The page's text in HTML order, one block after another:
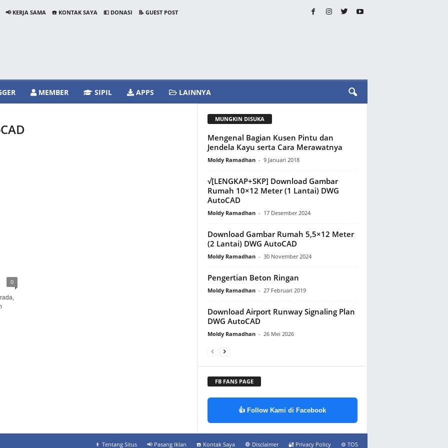
📢 KERJA SAMA ☎️ KONTAK SAYA 💵 DONASI
📝 GUEST POST
MEMBER SIPIL APPS LAINNYA
0
MUNGKIN DISUKA
Mengenal Bagian Kusen Pintu dan
Jendela Kayu serta Cara Merawatnya
Moldy Ramadhan - 9 Januari 2018
√[LENGKAP+SKP] Download Gambar
Rumah 10×12 Meter (1 Lantai) DWG
AutoCAD
Moldy Ramadhan - 17 Desember 2024
Download Gambar Rumah 5,5×12 Meter
(2 Lantai) DWG AutoCAD
Moldy Ramadhan - 30 November 2024
Pengertian Beton Ringan
Moldy Ramadhan - 27 Februari 2019
Download Airport Runway Signaling Plan
DWG AutoCAD
Moldy Ramadhan - 26 Mei 2026
FB FANS PAGE
👍 Follow Kami di Facebook
👨‍ Tentang Situs 📢 Pasang Iklan ☎️ Kontak Saya 🛑 Disclaimer 🔐 Privacy Policy ⚙️ TOS